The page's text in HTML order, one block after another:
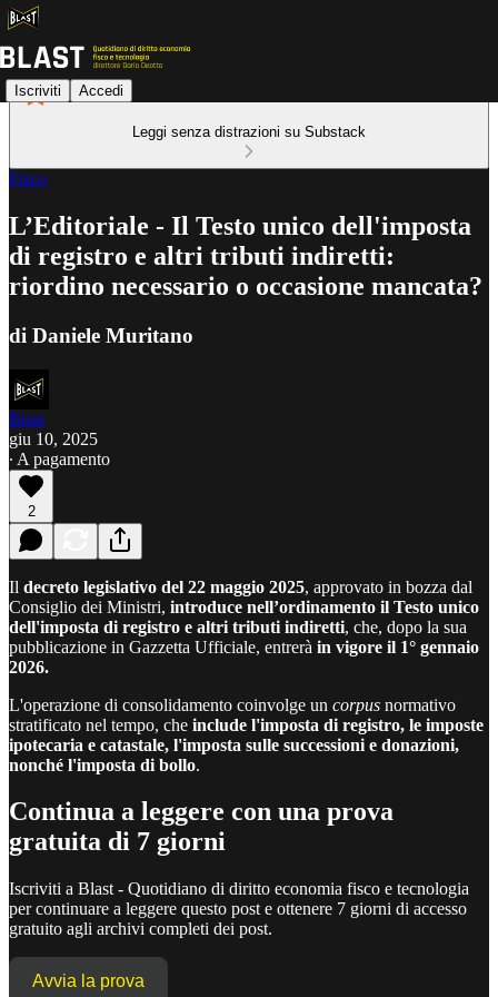
Iscriviti Accedi
Leggi senza distrazioni su Substack
Fisco
L’Editoriale - Il Testo unico dell'imposta
di registro e altri tributi indiretti:
riordino necessario o occasione mancata?
di Daniele Muritano
Blast
giu 10, 2025
∙ A pagamento
2
Il decreto legislativo del 22 maggio 2025, approvato in bozza dal
Consiglio dei Ministri, introduce nell’ordinamento il Testo unico
dell'imposta di registro e altri tributi indiretti, che, dopo la sua
pubblicazione in Gazzetta Ufficiale, entrerà in vigore il 1° gennaio
2026.
L'operazione di consolidamento coinvolge un corpus normativo
stratificato nel tempo, che include l'imposta di registro, le imposte
ipotecaria e catastale, l'imposta sulle successioni e donazioni,
nonché l'imposta di bollo.
Continua a leggere con una prova
gratuita di 7 giorni
Iscriviti a Blast - Quotidiano di diritto economia fisco e tecnologia
per continuare a leggere questo post e ottenere 7 giorni di accesso
gratuito agli archivi completi dei post.
Avvia la prova